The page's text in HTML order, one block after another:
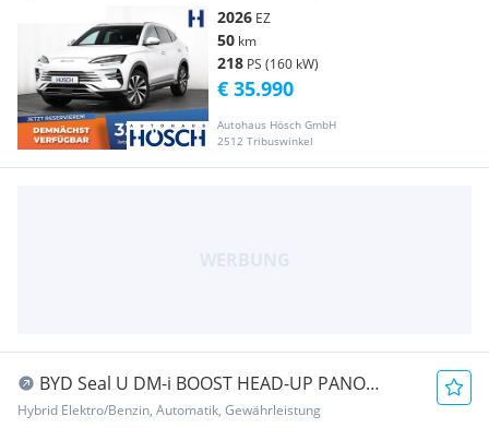
2026 EZ
50 km
218 PS (160 kW)
Autohaus Hösch GmbH
2512 Tribuswinkel
€ 35.990
BYD Seal U DM-i BOOST HEAD-UP PANO
LEDER NEUWAGEN ++
Hybrid Elektro/Benzin, Automatik, Gewährleistung